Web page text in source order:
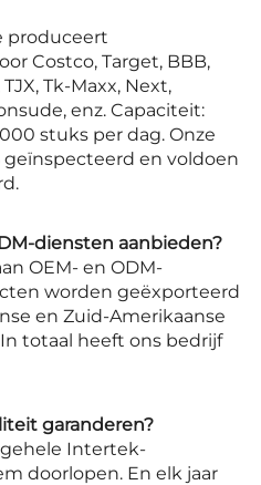
produceert
Costco, Target, BBB,
Tk-Maxx, Next,
enz. Capaciteit:
stuks per dag. Onze
en voldoen
diensten aanbieden?
OEM- en ODM-
worden geëxporteerd
en Zuid-Amerikaanse
totaal heeft ons bedrijf
garanderen?
gehele Intertek-
doorlopen. En elk jaar